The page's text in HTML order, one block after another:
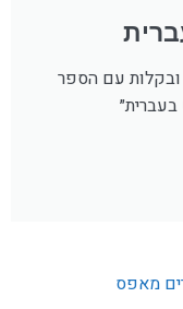
עם הספר